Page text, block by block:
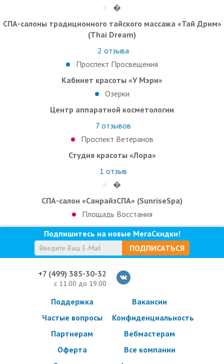
�
СПА-салоны традиционного тайского массажа «Тай Дрим»
(Thai Dream)
2 отзыва
Проспект Просвещения
Кабинет красоты «У Мэри»
Озерки
Центр аппаратной косметологии
7отзывов
Проспект Ветеранов
Студия красоты «Лора»
1 отзыв
�
СПА-салон «СанрайзСПА» (SunriseSpa)
Площадь Восстания
Подпишитесь на новые МегаСкидки!
ПОДПИСАТЬСЯ
+7 (499) 385-30-32
с 11.00 до 19.00
Поддержка
Частые вопросы
Партнерам
Оферта
Вакансии
Конфиденциальность
Вебмастерам
Все компании